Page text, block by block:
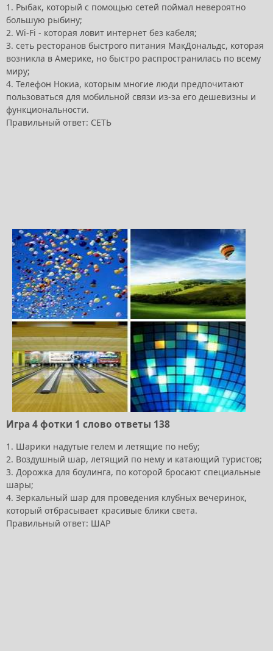
1. Рыбак, который с помощью сетей поймал невероятно
большую рыбину;
2. Wi-Fi - которая ловит интернет без кабеля;
3. сеть ресторанов быстрого питания МакДональдс, которая
возникла в Америке, но быстро распространилась по всему
миру;
4. Телефон Нокиа, которым многие люди предпочитают
пользоваться для мобильной связи из-за его дешевизны и
функциональности.
Правильный ответ: СЕТЬ
Игра 4 фотки 1 слово ответы 138
1. Шарики надутые гелем и летящие по небу;
2. Воздушный шар, летящий по нему и катающий туристов;
3. Дорожка для боулинга, по которой бросают специальные
шары;
4. Зеркальный шар для проведения клубных вечеринок,
который отбрасывает красивые блики света.
Правильный ответ: ШАР